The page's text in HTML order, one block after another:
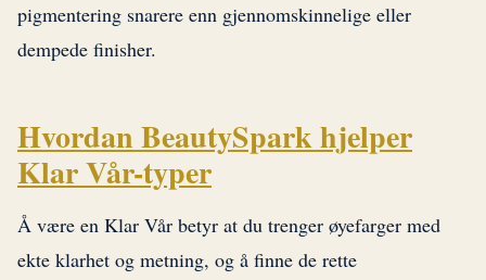
pigmentering snarere enn gjennomskinnelige eller
dempede finisher.
Hvordan BeautySpark hjelper
Klar Vår-typer
Å være en Klar Vår betyr at du trenger øyefarger med
ekte klarhet og metning, og å finne de rette